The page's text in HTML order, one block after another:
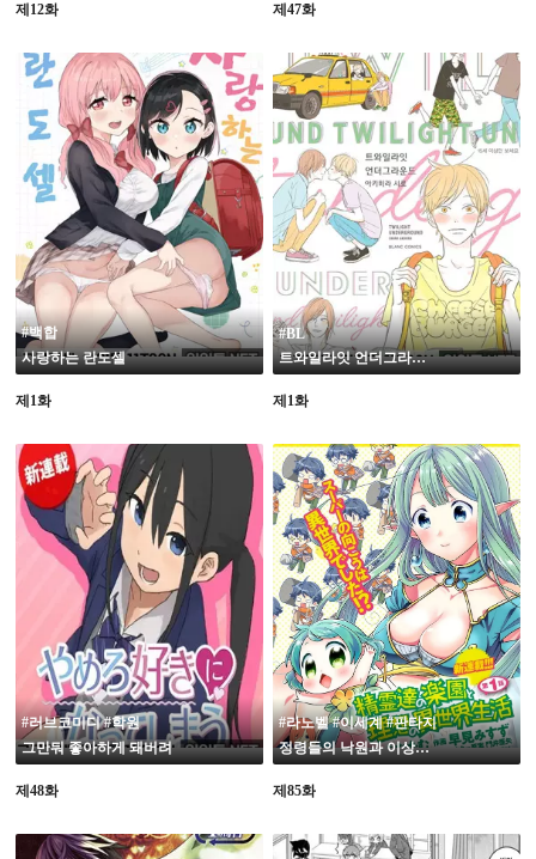
제12화 제47화
#백합
사랑하는 란도셀
제1화
19
#BL
트와일라잇 언더그라운드
제1화
#러브코미디 #학원
그만둬 좋아하게 돼버려
제48화
#라노벨 #이세계 #판타지
정령들의 낙원과 이상적인 이세계 생활
제85화